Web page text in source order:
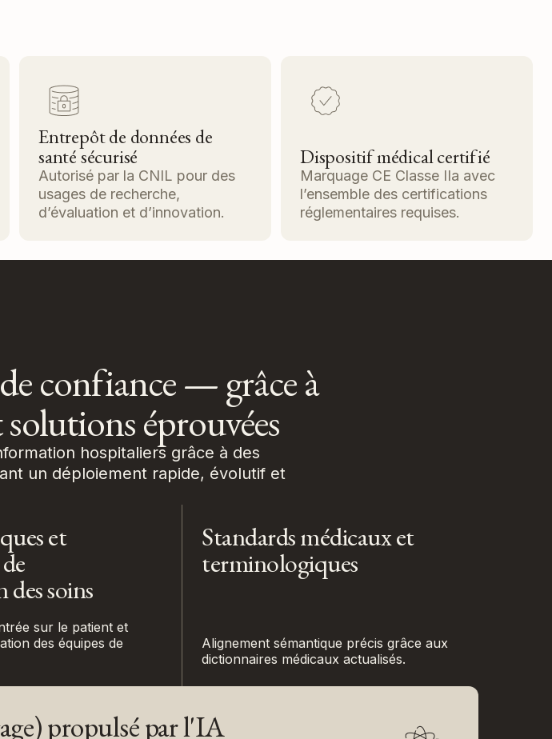
Entrepôt de données de
santé sécurisé
Autorisé par la CNIL pour des
usages de recherche,
d’évaluation et d’innovation.
Dispositif médical certifié
Marquage CE Classe IIa avec
l’ensemble des certifications
réglementaires requises.
confiance — grâce à
éprouvées
hospitaliers grâce à des
un déploiement rapide, évolutif et
et
soins
sur le patient et
des équipes de
Standards médicaux et
terminologiques
Alignement sémantique précis grâce aux
dictionnaires médicaux actualisés.
propulsé par l'IA